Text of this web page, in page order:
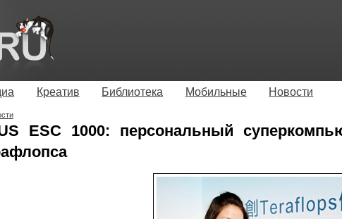
Креатив Библиотека Мобильные Новости
ESC 1000: персональный